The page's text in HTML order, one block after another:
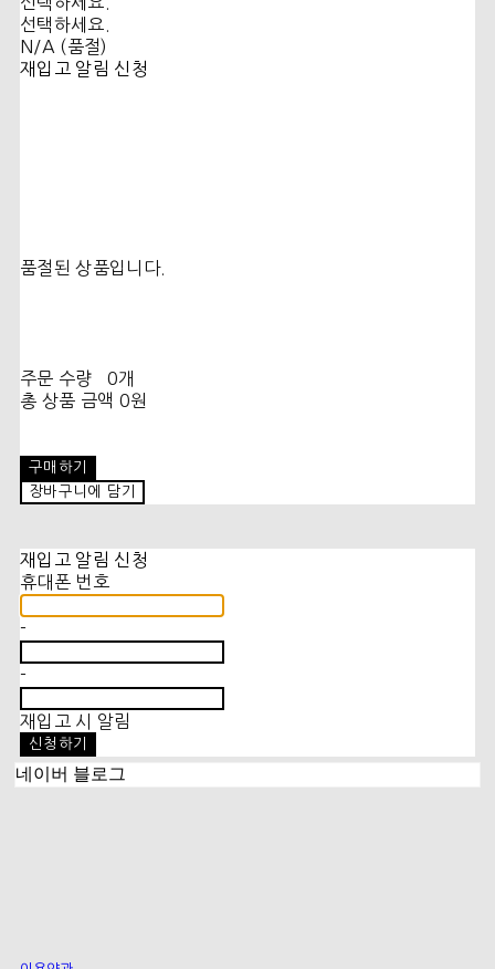
선택하세요.
N/A (품절)
재입고 알림 신청
품절된 상품입니다.
주문 수량
0개
총 상품 금액 0원
구매하기
장바구니에 담기
재입고 알림 신청
휴대폰 번호
-
-
재입고 시 알림
신청하기
네이버 블로그